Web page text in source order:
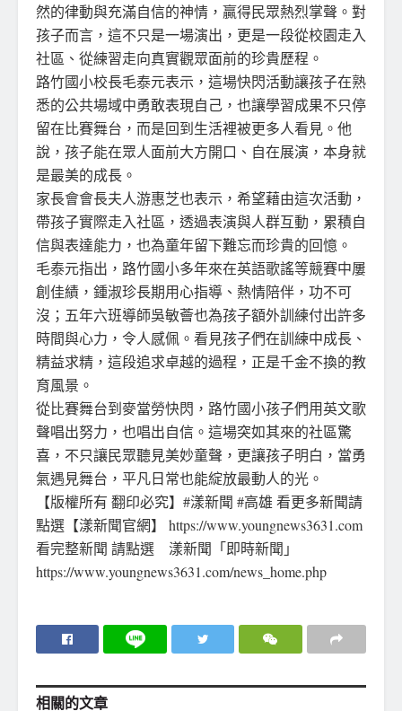
然的律動與充滿自信的神情，贏得民眾熱烈掌聲。對
孩子而言，這不只是一場演出，更是一段從校園走入
社區、從練習走向真實觀眾面前的珍貴歷程。
路竹國小校長毛泰元表示，這場快閃活動讓孩子在熟
悉的公共場域中勇敢表現自己，也讓學習成果不只停
留在比賽舞台，而是回到生活裡被更多人看見。他
說，孩子能在眾人面前大方開口、自在展演，本身就
是最美的成長。
家長會會長夫人游惠芝也表示，希望藉由這次活動，
帶孩子實際走入社區，透過表演與人群互動，累積自
信與表達能力，也為童年留下難忘而珍貴的回憶。
毛泰元指出，路竹國小多年來在英語歌謠等競賽中屢
創佳績，鍾淑珍長期用心指導、熱情陪伴，功不可
沒；五年六班導師吳敏薈也為孩子額外訓練付出許多
時間與心力，令人感佩。看見孩子們在訓練中成長、
精益求精，這段追求卓越的過程，正是千金不換的教
育風景。
從比賽舞台到麥當勞快閃，路竹國小孩子們用英文歌
聲唱出努力，也唱出自信。這場突如其來的社區驚
喜，不只讓民眾聽見美妙童聲，更讓孩子明白，當勇
氣遇見舞台，平凡日常也能綻放最動人的光。
【版權所有 翻印必究】#漾新聞 #高雄 看更多新聞請
點選【漾新聞官網】 https://www.youngnews3631.com
看完整新聞 請點選 漾新聞「即時新聞」
https://www.youngnews3631.com/news_home.php
相關的文章